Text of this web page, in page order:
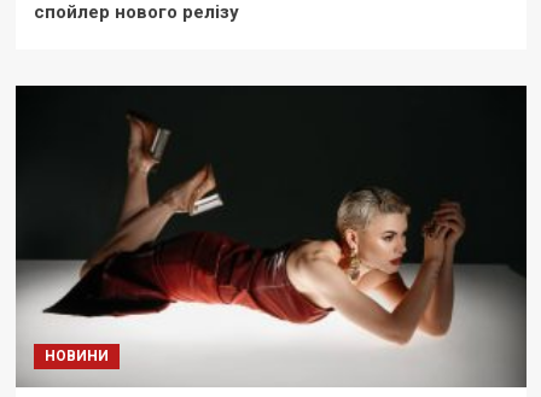
спойлер нового релізу
НОВИНИ